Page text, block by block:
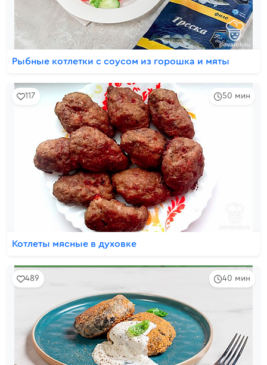
Рыбные котлетки с соусом из горошка и мяты
50 мин
117
Котлеты мясные в духовке
40 мин
489